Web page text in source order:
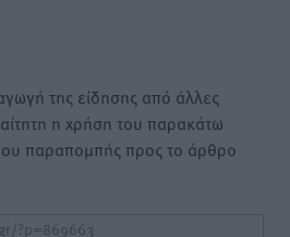
της είδησης από άλλες
η χρήση του παρακάτω
παραπομπής προς το άρθρο